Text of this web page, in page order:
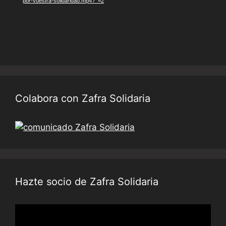
Colabora con Zafra Solidaria
Hazte socio de Zafra Solidaria